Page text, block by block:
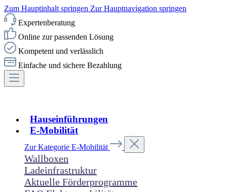
Zum Hauptinhalt springen Zur Hauptnavigation springen
Expertenberatung
Online zur passenden Lösung
Kompetent und verlässlich
Einfache und sichere Bezahlung
Hauseinführungen
E-Mobilität
Zur Kategorie E-Mobilität
Wallboxen
Ladeinfrastruktur
Aktuelle Förderprogramme